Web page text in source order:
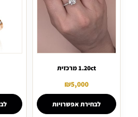
1.20ct מרכזית
₪5,000
לבחירת אפשרויות